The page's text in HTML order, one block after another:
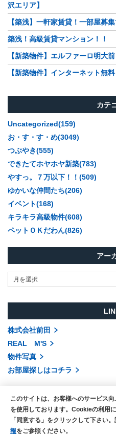
沢エリア】
【築浅】一軒家賃貸！一部屋募
築浅！高級賃貸マンション！！
【新築物件】エルファーロ明大
【新築物件】インターネット
カテ
Uncategorized(159)
お・す・す・め(3049)
つぶやき(555)
できたてホヤホヤ新築(783)
やすっ。７万以下！！(509)
ゆかいな仲間たち(206)
イベント(168)
キラキラ高級物件(608)
ペットＯＫだわん(826)
アー
月を選択
株式会社前田
REAL M'S
物件写真
お部屋探しはコチラ
COPYRIGHTS © MAEDA co.,ltd. ALL RIGHTS
このサイトは、お客様へのサービス
を使用しております。Cookieの利用
「同意する」をクリックして下さい
報をご参照ください。